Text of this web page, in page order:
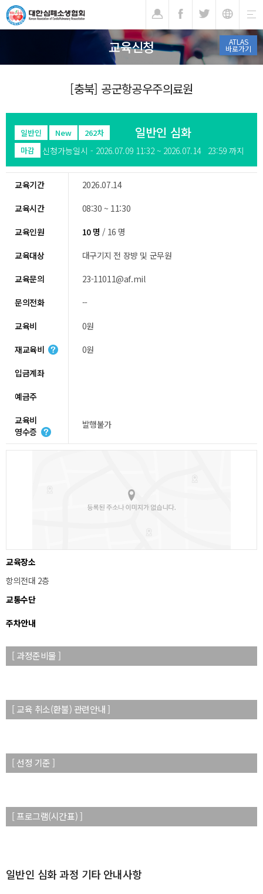
ATLAS
바로가기
교육신청
[충북] 공군항공우주의료원
일반인 New 262차 일반인 심화
마감 신청가능일시 - 2026.07.09 11:32 ~ 2026.07.14 23:59 까지
교육기간
2026.07.14
교육시간
08:30 ~ 11:30
교육인원
10 명 / 16 명
교육대상
대구기지 전 장뱡 및 군무원
교육문의
23-11011@af.mil
문의전화
--
교육비
0원
재교육비
0원
입금계좌
예금주
교육비
영수증
발행불가
교육장소
항의전대 2층
교통수단
주차안내
[ 과정준비물 ]
[ 교육 취소(환불) 관련안내 ]
[ 선정 기준 ]
[ 프로그램(시간표) ]
일반인 심화 과정 기타 안내사항